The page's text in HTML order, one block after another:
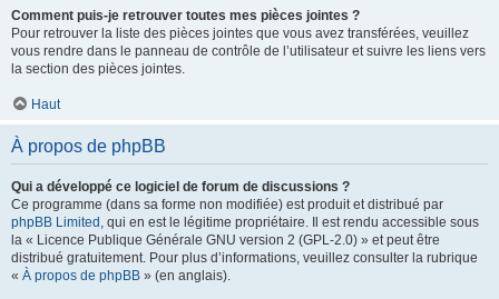
Comment puis-je retrouver toutes mes pièces jointes ?
Pour retrouver la liste des pièces jointes que vous avez transférées, veuillez
vous rendre dans le panneau de contrôle de l’utilisateur et suivre les liens vers
la section des pièces jointes.
Haut
À propos de phpBB
Qui a développé ce logiciel de forum de discussions ?
Ce programme (dans sa forme non modifiée) est produit et distribué par
phpBB Limited , qui en est le légitime propriétaire. Il est rendu accessible sous
la « Licence Publique Générale GNU version 2 (GPL-2.0) » et peut être
distribué gratuitement. Pour plus d’informations, veuillez consulter la rubrique
« À propos de phpBB » (en anglais).